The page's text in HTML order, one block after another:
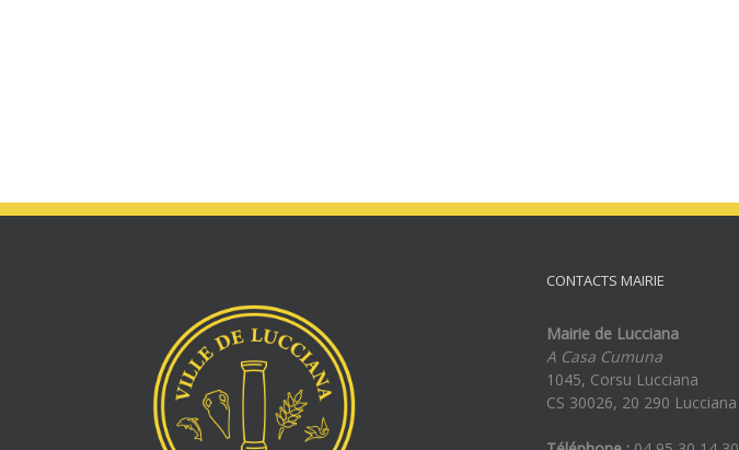
CONTACTS MAIRIE
Mairie de Lucciana
A Casa Cumuna
1045, Corsu Lucciana
CS 30026, 20 290 Lucciana